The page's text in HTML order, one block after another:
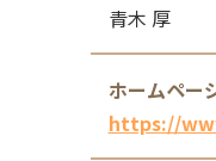
青木 厚
ホームペー
https://